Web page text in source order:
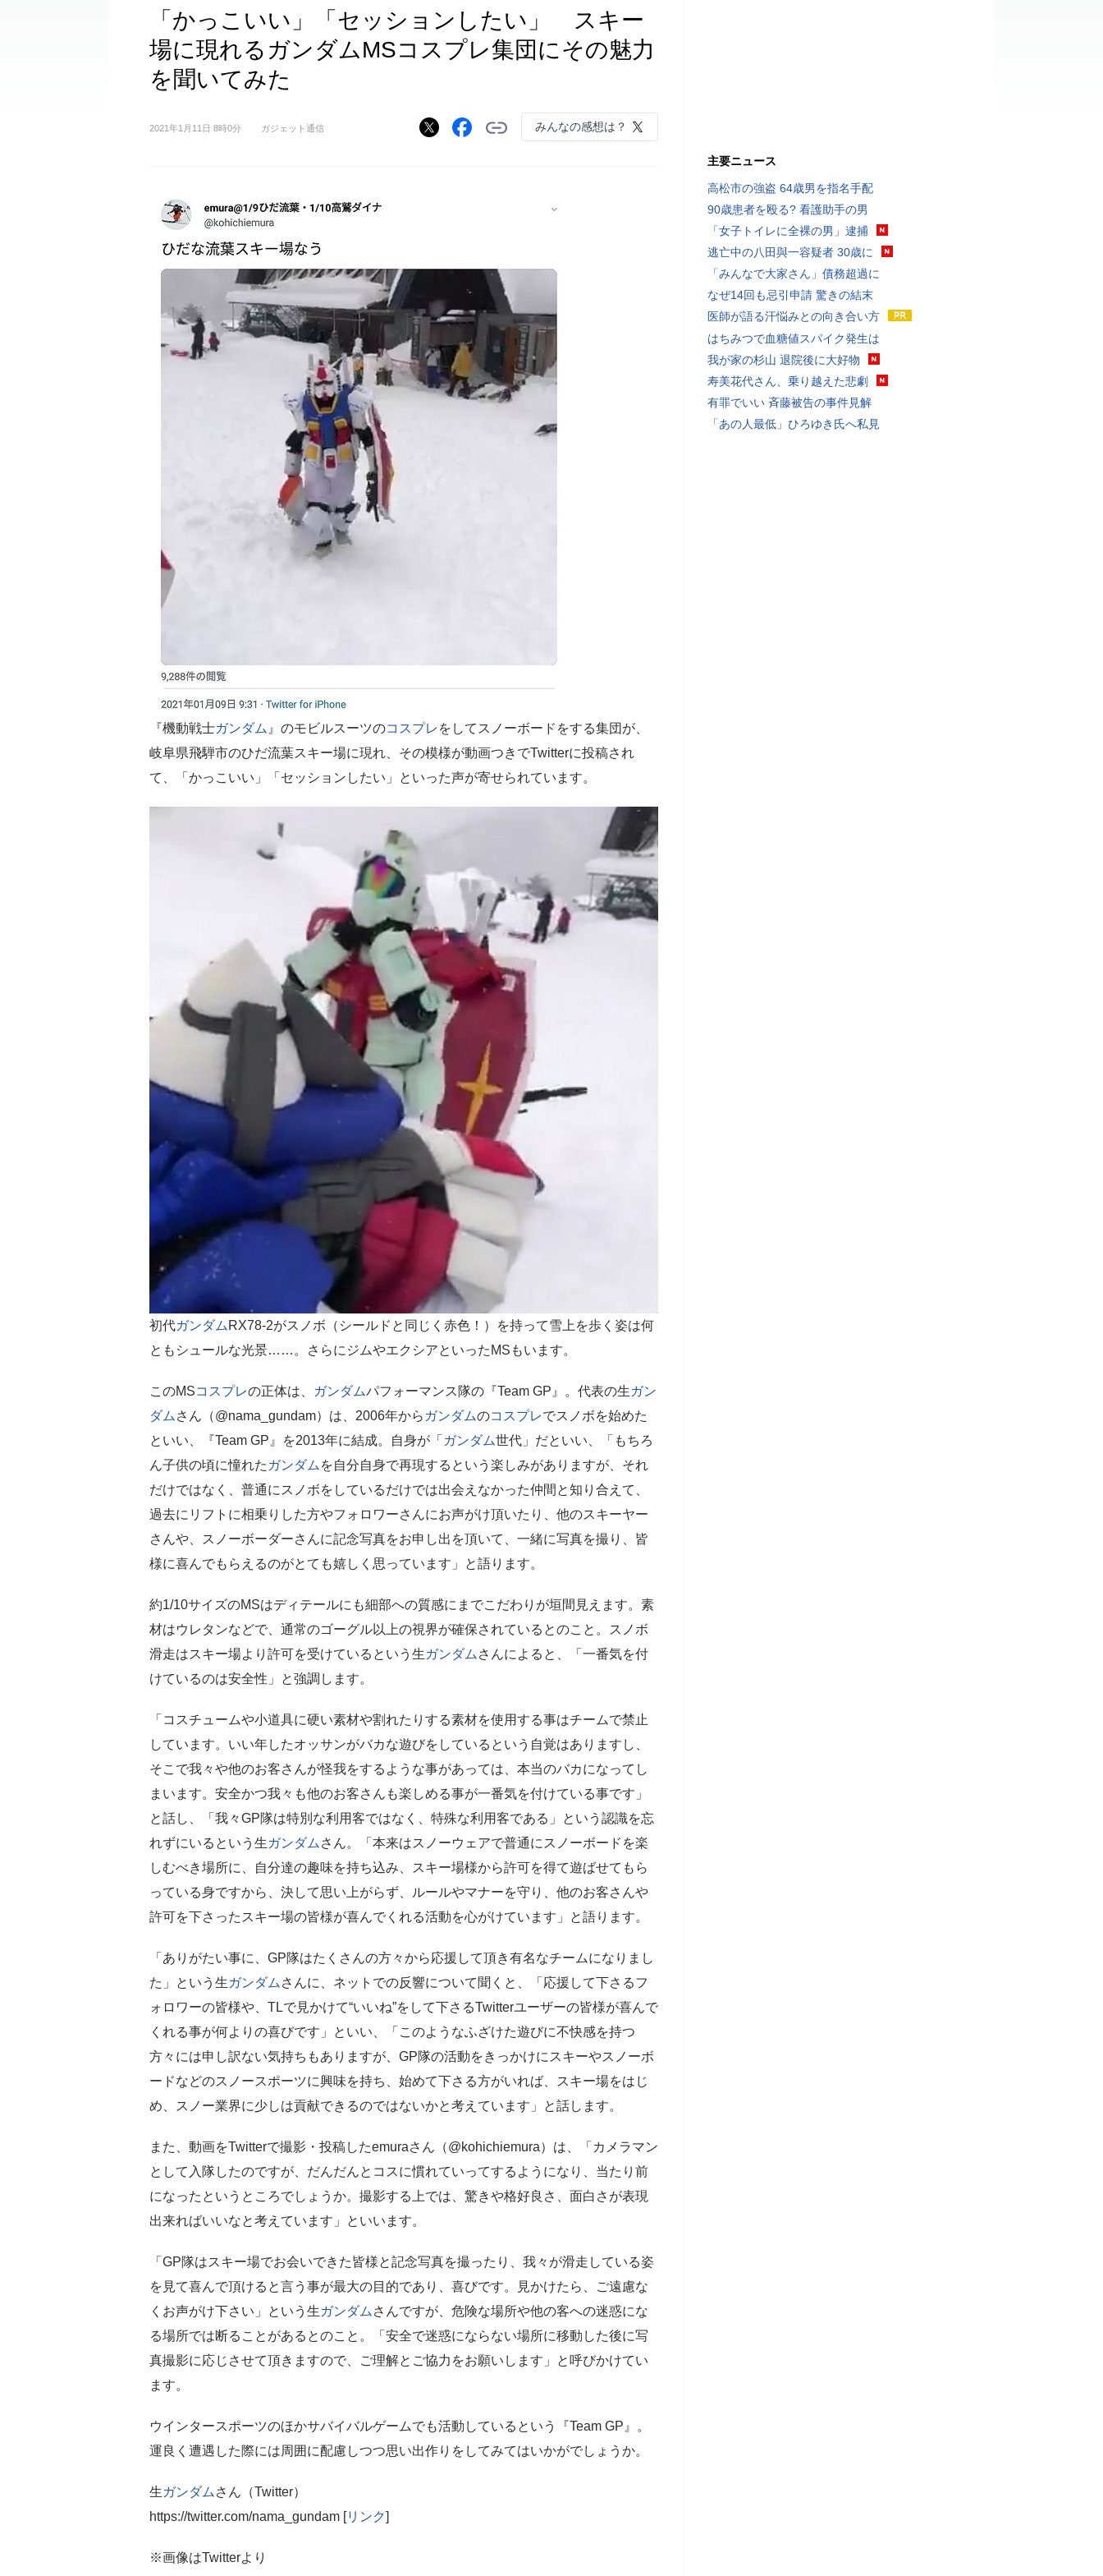
「かっこいい」「セッションしたい」 スキー
場に現れるガンダムMSコスプレ集団にその魅力
を聞いてみた
2021年1月11日 8時0分 ガジェット通信 みんなの感想は？
『機動戦士ガンダム 』のモビルスーツのコスプレ をしてスノーボードをする集団が、
岐阜県飛騨市のひだ流葉スキー場に現れ、その模様が動画つきでTwitterに投稿され
て、「かっこいい」「セッションしたい」といった声が寄せられています。
初代ガンダム RX78-2がスノボ（シールドと同じく赤色！）を持って雪上を歩く姿は何
ともシュールな光景……。さらにジムやエクシアといったMSもいます。
このMSコスプレの正体は、 ガンダムパフォーマンス隊の『Team GP』。代表の生ガン
ダム さん（@nama_gundam）は、2006年から ガンダムのコスプレでスノボを始めた
といい、『Team GP』を2013年に結成。自身が「 ガンダム世代」だといい、「もちろ
ん子供の頃に憧れた ガンダム を自分自身で再現するという楽しみがありますが、それ
だけではなく、普通にスノボをしているだけでは出会えなかった仲間と知り合えて、
過去にリフトに相乗りした方やフォロワーさんにお声がけ頂いたり、他のスキーヤー
さんや、スノーボーダーさんに記念写真をお申し出を頂いて、一緒に写真を撮り、皆
様に喜んでもらえるのがとても嬉しく思っています」と語ります。
約1/10サイズのMSはディテールにも細部への質感にまでこだわりが垣間見えます。素
材はウレタンなどで、通常のゴーグル以上の視界が確保されているとのこと。スノボ
滑走はスキー場より許可を受けているという生ガンダム さんによると、「一番気を付
けているのは安全性」と強調します。
「コスチュームや小道具に硬い素材や割れたりする素材を使用する事はチームで禁止
しています。いい年したオッサンがバカな遊びをしているという自覚はありますし、
そこで我々や他のお客さんが怪我をするような事があっては、本当のバカになってし
まいます。安全かつ我々も他のお客さんも楽しめる事が一番気を付けている事です」
と話し、「我々GP隊は特別な利用客ではなく、特殊な利用客である」という認識を忘
れずにいるという生ガンダム さん。「本来はスノーウェアで普通にスノーボードを楽
しむべき場所に、自分達の趣味を持ち込み、スキー場様から許可を得て遊ばせてもら
っている身ですから、決して思い上がらず、ルールやマナーを守り、他のお客さんや
許可を下さったスキー場の皆様が喜んでくれる活動を心がけています」と語ります。
「ありがたい事に、GP隊はたくさんの方々から応援して頂き有名なチームになりまし
た」という生ガンダム さんに、ネットでの反響について聞くと、「応援して下さるフ
ォロワーの皆様や、TLで見かけて“いいね”をして下さるTwitterユーザーの皆様が喜んで
くれる事が何よりの喜びです」といい、「このようなふざけた遊びに不快感を持つ
方々には申し訳ない気持ちもありますが、GP隊の活動をきっかけにスキーやスノーボ
ードなどのスノースポーツに興味を持ち、始めて下さる方がいれば、スキー場をはじ
め、スノー業界に少しは貢献できるのではないかと考えています」と話します。
また、動画をTwitterで撮影・投稿したemuraさん（@kohichiemura）は、「カメラマン
として入隊したのですが、だんだんとコスに慣れていってするようになり、当たり前
になったというところでしょうか。撮影する上では、驚きや格好良さ、面白さが表現
出来ればいいなと考えています」といいます。
「GP隊はスキー場でお会いできた皆様と記念写真を撮ったり、我々が滑走している姿
を見て喜んで頂けると言う事が最大の目的であり、喜びです。見かけたら、ご遠慮な
くお声がけ下さい」という生ガンダム さんですが、危険な場所や他の客への迷惑にな
る場所では断ることがあるとのこと。「安全で迷惑にならない場所に移動した後に写
真撮影に応じさせて頂きますので、ご理解とご協力をお願いします」と呼びかけてい
ます。
ウインタースポーツのほかサバイバルゲームでも活動しているという『Team GP』。
運良く遭遇した際には周囲に配慮しつつ思い出作りをしてみてはいかがでしょうか。
生ガンダム さん（Twitter）
https://twitter.com/nama_gundam [リンク]
※画像はTwitterより
主要ニュース
高松市の強盗 64歳男を指名手配
90歳患者を殴る? 看護助手の男
「女子トイレに全裸の男」逮捕
逃亡中の八田與一容疑者 30歳に
「みんなで大家さん」債務超過に
なぜ14回も忌引申請 驚きの結末
医師が語る汗悩みとの向き合い方
はちみつで血糖値スパイク発生は
我が家の杉山 退院後に大好物
寿美花代さん、乗り越えた悲劇
有罪でいい 斉藤被告の事件見解
「あの人最低」ひろゆき氏へ私見